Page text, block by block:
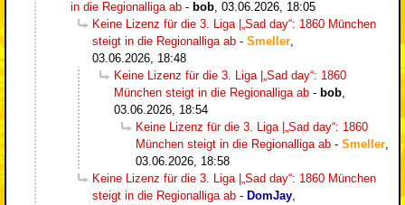
in die Regionalliga ab - bob, 03.06.2026, 18:05
Keine Lizenz für die 3. Liga |„Sad day“: 1860 München
steigt in die Regionalliga ab - Smeller,
03.06.2026, 18:48
Keine Lizenz für die 3. Liga |„Sad day“: 1860
München steigt in die Regionalliga ab - bob,
03.06.2026, 18:54
Keine Lizenz für die 3. Liga |„Sad day“: 1860
München steigt in die Regionalliga ab - Smeller,
03.06.2026, 18:58
Keine Lizenz für die 3. Liga |„Sad day“: 1860 München
steigt in die Regionalliga ab - DomJay,